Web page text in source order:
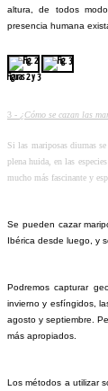
altura, de todos
presencia humana
Figuras 2 y 3
3 - ¿Cómo se cazan las
Si las mariposas diurnas
plena huida, en las
mucho más fascinante y
Se pueden cazar
Ibérica desde luego, y
Podremos capturar
invierno y esfíngidos,
agosto y septiembre.
más apropiados.
Los métodos a utilizar